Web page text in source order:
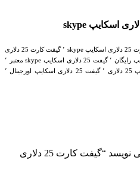
گیفت 25 دلاری اسکایپ اصل ‌٬ خرید گیفت کارت 25 دلاری اسکایپ skype ٬ گیفت کارت 25 دلاری
اسکایپ skype رایگان ٬ گیفت 25 دلاری اسکایپ رایگان ٬ گیفت 25 دلاری اسکایپ skype معتبر ٬
اسکایپ 25 دلاری ارزان ٬ گیفت کارت اسکایپ 25 دلاری ٬ گیفت 25 دلاری اسکایپ اورجینال ‌٬
اولین کسی باشید که دیدگاهی می نویسد “گیفت کارت 25 دلاری